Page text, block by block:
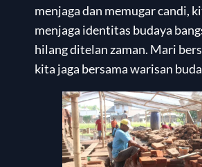
menjaga dan memugar candi,
menjaga identitas budaya
hilang ditelan zaman. Mari
kita jaga bersama warisan